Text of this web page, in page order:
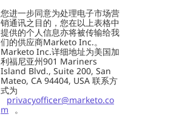
您进一步同意为处理电子市场营
销通讯之目的，您在以上表格中
提供的个人信息亦将被传输给我
们的供应商Marketo Inc.。
Marketo Inc.详细地址为美国加
利福尼亚州901 Mariners
Island Blvd., Suite 200, San
Mateo, CA 94404, USA 联系方
式为
privacyofficer@marketo.co
m 。